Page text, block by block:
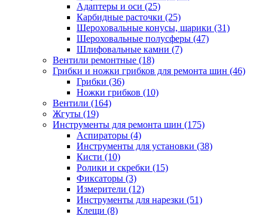
Адаптеры и оси (25)
Карбидные расточки (25)
Шероховальные конусы, шарики (31)
Шероховальные полусферы (47)
Шлифовальные камни (7)
Вентили ремонтные (18)
Грибки и ножки грибков для ремонта шин (46)
Грибки (36)
Ножки грибков (10)
Вентили (164)
Жгуты (19)
Инструменты для ремонта шин (175)
Аспираторы (4)
Инструменты для установки (38)
Кисти (10)
Ролики и скребки (15)
Фиксаторы (3)
Измерители (12)
Инструменты для нарезки (51)
Клещи (8)